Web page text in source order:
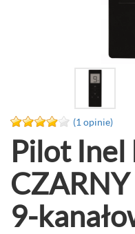
(1 opinie)
Pilot Inel
9-